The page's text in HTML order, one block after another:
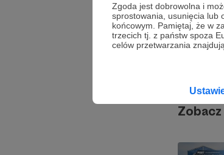
Zgoda jest dobrowolna i
sprostowania, usunięcia lub
końcowym. Pamiętaj, że w
trzecich tj. z państw spoza
celów przetwarzania